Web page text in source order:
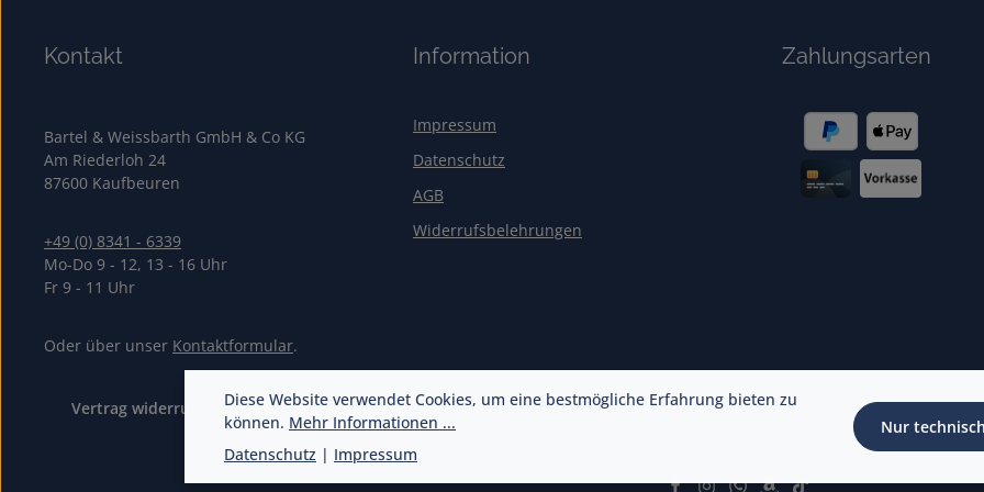
Kontakt
Bartel & Weissbarth GmbH & Co KG
Am Riederloh 24
87600 Kaufbeuren
+49 (0) 8341 - 6339
Mo-Do 9 - 12, 13 - 16 Uhr
Fr 9 - 11 Uhr
Oder über unser Kontaktformular.
Vertrag widerrufen
Information
Impressum
Datenschutz
AGB
Widerrufsbelehrungen
Zahlungsarten
Diese Website verwendet Cookies, um eine bestmögliche Erfahrung bieten zu
können. Mehr Informationen ...
Datenschutz | Impressum
Nur